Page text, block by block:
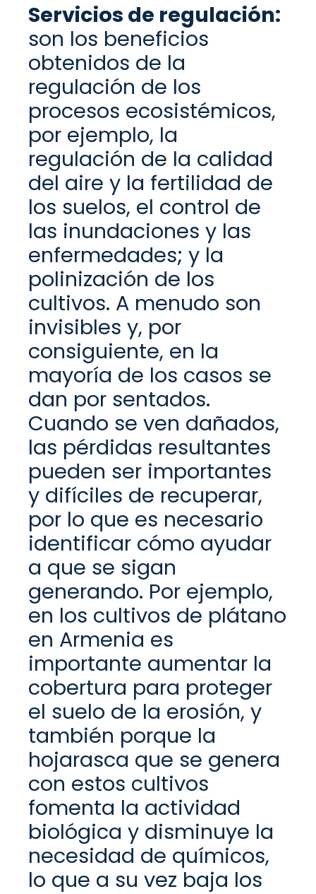
Servicios de regulación:
son los beneficios
obtenidos de la
regulación de los
procesos ecosistémicos,
por ejemplo, la
regulación de la calidad
del aire y la fertilidad de
los suelos, el control de
las inundaciones y las
enfermedades; y la
polinización de los
cultivos. A menudo son
invisibles y, por
consiguiente, en la
mayoría de los casos se
dan por sentados.
Cuando se ven dañados,
las pérdidas resultantes
pueden ser importantes
y difíciles de recuperar,
por lo que es necesario
identificar cómo ayudar
a que se sigan
generando. Por ejemplo,
en los cultivos de plátano
en Armenia es
importante aumentar la
cobertura para proteger
el suelo de la erosión, y
también porque la
hojarasca que se genera
con estos cultivos
fomenta la actividad
biológica y disminuye la
necesidad de químicos,
lo que a su vez baja los